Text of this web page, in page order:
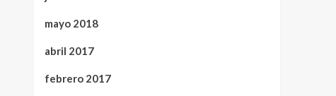
mayo 2018
abril 2017
febrero 2017